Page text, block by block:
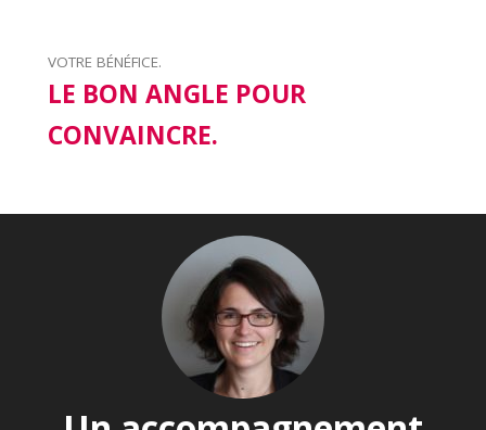
VOTRE BÉNÉFICE.
LE BON ANGLE POUR
CONVAINCRE.